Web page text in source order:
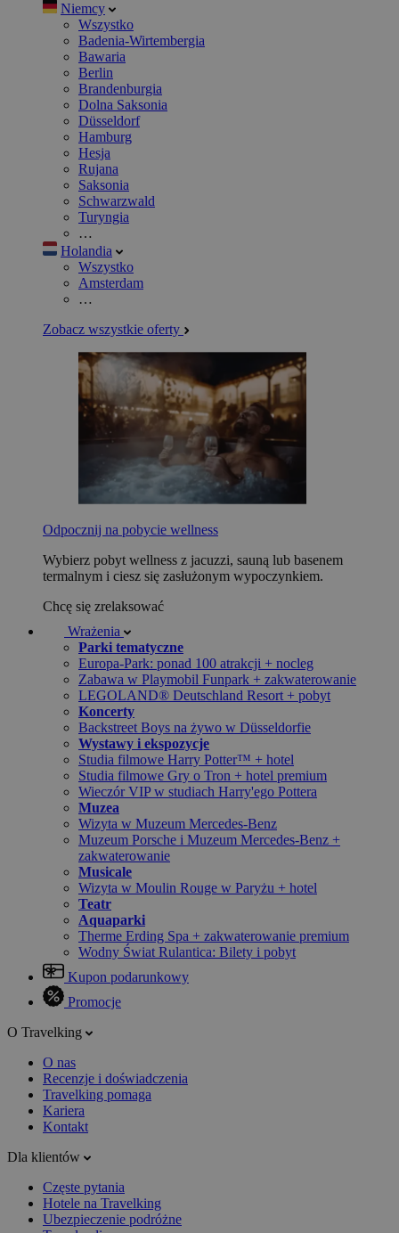
Niemcy
Wszystko
Badenia-Wirtembergia
Bawaria
Berlin
Brandenburgia
Dolna Saksonia
Düsseldorf
Hamburg
Hesja
Rujana
Saksonia
Schwarzwald
Turyngia
…
Holandia
Wszystko
Amsterdam
…
Zobacz wszystkie oferty
Odpocznij na pobycie wellness
Wybierz pobyt wellness z jacuzzi, sauną lub basenem
termalnym i ciesz się zasłużonym wypoczynkiem.
Chcę się zrelaksować
Wrażenia
Parki tematyczne
Europa-Park: ponad 100 atrakcji + nocleg
Zabawa w Playmobil Funpark + zakwaterowanie
LEGOLAND® Deutschland Resort + pobyt
Koncerty
Backstreet Boys na żywo w Düsseldorfie
Wystawy i ekspozycje
Studia filmowe Harry Potter™ + hotel
Studia filmowe Gry o Tron + hotel premium
Wieczór VIP w studiach Harry'ego Pottera
Muzea
Wizyta w Muzeum Mercedes-Benz
Muzeum Porsche i Muzeum Mercedes-Benz +
zakwaterowanie
Musicale
Wizyta w Moulin Rouge w Paryżu + hotel
Teatr
Aquaparki
Therme Erding Spa + zakwaterowanie premium
Wodny Świat Rulantica: Bilety i pobyt
Kupon podarunkowy
Promocje
O Travelking
O nas
Recenzje i doświadczenia
Travelking pomaga
Kariera
Kontakt
Dla klientów
Częste pytania
Hotele na Travelking
Ubezpieczenie podróżne